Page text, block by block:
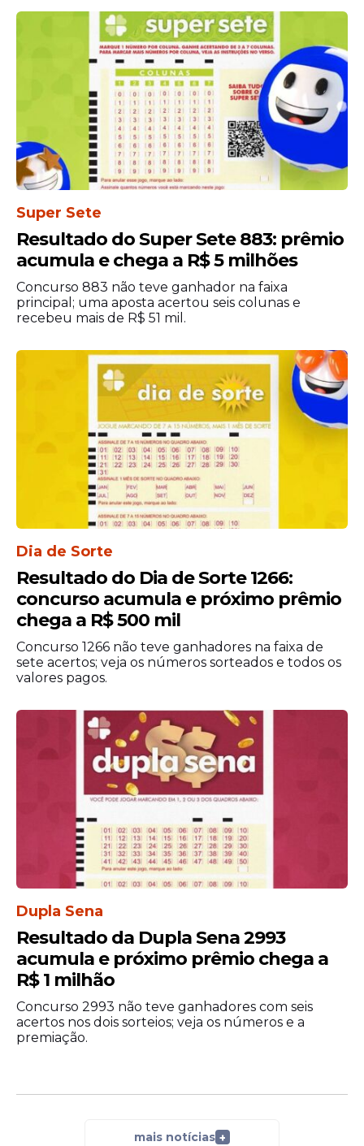
refeição, seguro de vida e participação nos
resultados. A companhia também mantém
programas voltados ao desenvolvimento
profissional e à capacitação dos
colaboradores, com ações direcionadas ao
crescimento na carreira.
Como participar da
seleção
Os interessados devem realizar a
candidatura por meio doportal oficial de
carreiras da Embraer. Na plataforma, os
candidatos podem consultar os requisitos
específicos de cada vaga e acompanhar as
etapas do processo seletivo.
A seleção costuma incluir cadastro online,
análise curricular, entrevistas e avaliações
relacionadas às funções ofertadas. A
empresa orienta os candidatos a
manterem os dados profissionais
atualizados durante o processo de
inscrição.
Super Sete
Resultado do Super Sete 883: prêmio
acumula e chega a R$ 5 milhões
Concurso 883 não teve ganhador na faixa
principal; uma aposta acertou seis colunas e
recebeu mais de R$ 51 mil.
Dia de Sorte
Resultado do Dia de Sorte 1266:
concurso acumula e próximo prêmio
chega a R$ 500 mil
Concurso 1266 não teve ganhadores na faixa de
sete acertos; veja os números sorteados e todos os
valores pagos.
Dupla Sena
Resultado da Dupla Sena 2993
acumula e próximo prêmio chega a
R$ 1 milhão
Concurso 2993 não teve ganhadores com seis
acertos nos dois sorteios; veja os números e a
premiação.
mais notícias +